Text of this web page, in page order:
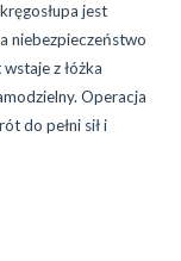
jest
niebezpieczeństwo
z łóżka
Operacja
do pełni sił i